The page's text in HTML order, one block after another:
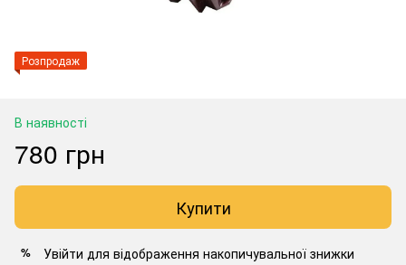
Розпродаж
В наявності
780 грн
Купити
% Увійти для відображення накопичувальної знижки